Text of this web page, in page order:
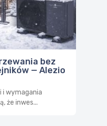
bez
— Alezio
i wymagania
że inwes...